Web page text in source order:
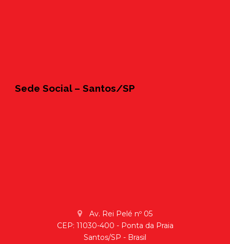
Sede Social – Santos/SP
Av. Rei Pelé nº 05
CEP: 11030-400 - Ponta da Praia
Santos/SP - Brasil